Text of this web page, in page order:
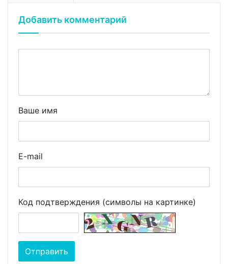
Добавить комментарий
Ваше имя
E-mail
Код подтверждения (символы на картинке)